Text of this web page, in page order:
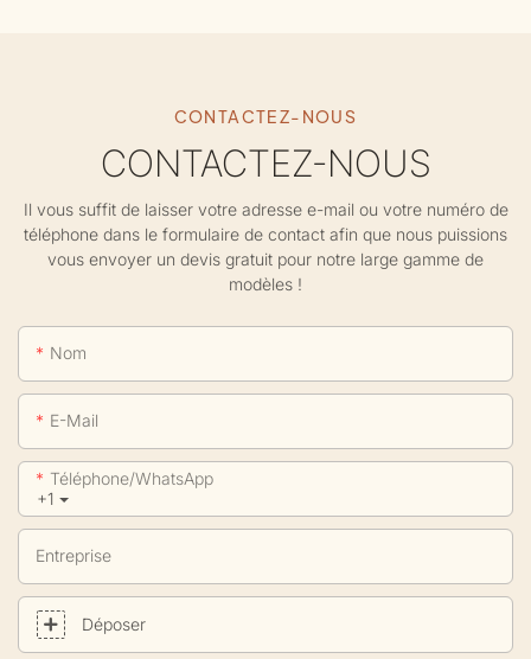
CONTACTEZ-NOUS
CONTACTEZ-NOUS
Il vous suffit de laisser votre adresse e-mail ou votre numéro de
téléphone dans le formulaire de contact afin que nous puissions
vous envoyer un devis gratuit pour notre large gamme de
modèles !
Nom
E-Mail
+1
Téléphone/WhatsApp
Entreprise
Déposer